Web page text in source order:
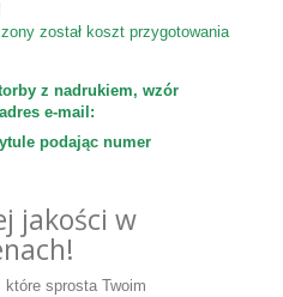
został koszt przygotowania
z nadrukiem, wzór
e-mail:
podając numer
jakości w
sprosta Twoim